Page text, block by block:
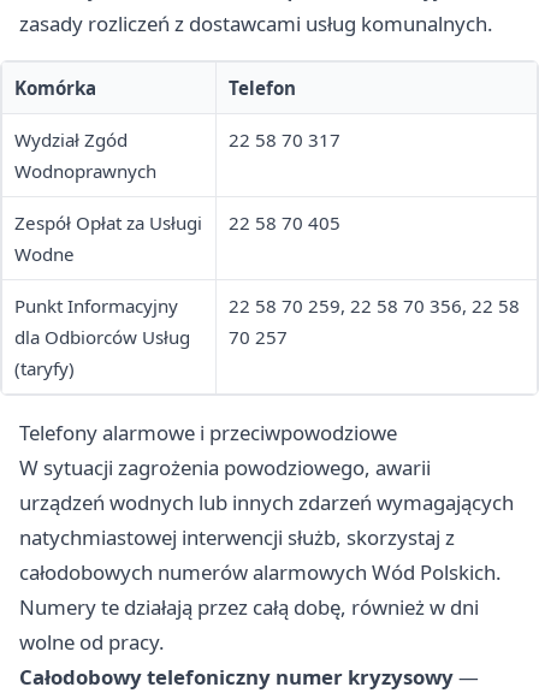
zasady rozliczeń z dostawcami usług komunalnych.
Komórka Telefon
Wydział Zgód
Wodnoprawnych
22 58 70 317
Zespół Opłat za Usługi
Wodne
22 58 70 405
Punkt Informacyjny
dla Odbiorców Usług
(taryfy)
22 58 70 259, 22 58 70 356, 22 58
70 257
Telefony alarmowe i przeciwpowodziowe
W sytuacji zagrożenia powodziowego, awarii
urządzeń wodnych lub innych zdarzeń wymagających
natychmiastowej interwencji służb, skorzystaj z
całodobowych numerów alarmowych Wód Polskich.
Numery te działają przez całą dobę, również w dni
wolne od pracy.
Całodobowy telefoniczny numer kryzysowy—